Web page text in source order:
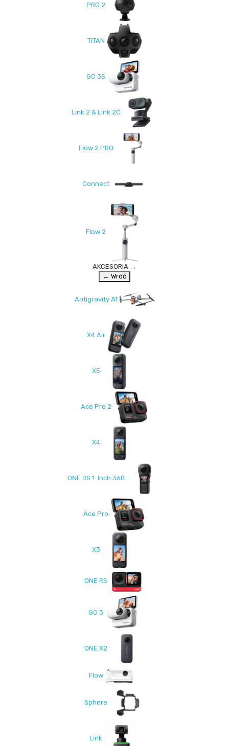
PRO 2
TITAN
GO 3S
Link 2 & Link 2C
Flow 2 PRO
Connect
Flow 2
AKCESORIA →
← Wróć
Antigravity A1
X4 Air
X5
Ace Pro 2
X4
ONE RS 1-Inch 360
Ace Pro
X3
ONE RS
GO 3
ONE X2
Flow
Sphere
Link